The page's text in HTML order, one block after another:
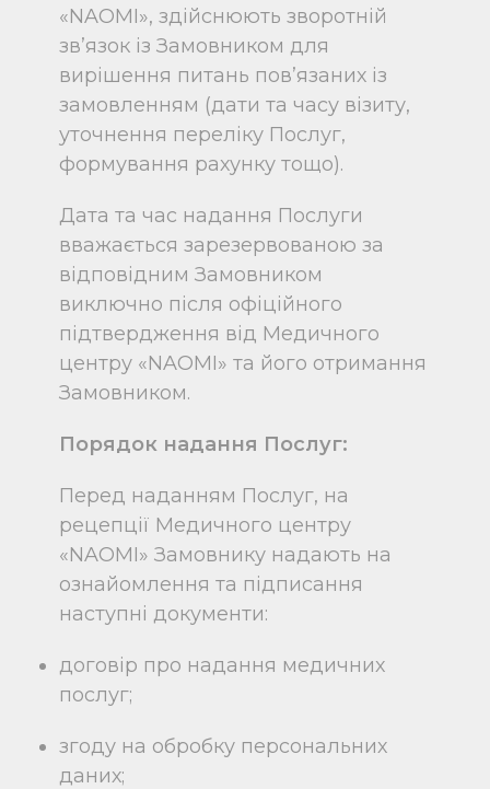
«NAOMI», здійснюють зворотній
зв’язок із Замовником для
вирішення питань пов’язаних із
замовленням (дати та часу візиту,
уточнення переліку Послуг,
формування рахунку тощо).
Дата та час надання Послуги
вважається зарезервованою за
відповідним Замовником
виключно після офіційного
підтвердження від Медичного
центру «NAOMI» та його отримання
Замовником.
Порядок надання Послуг:
Перед наданням Послуг, на
рецепції Медичного центру
«NAOMI» Замовнику надають на
ознайомлення та підписання
наступні документи:
договір про надання медичних
послуг;
згоду на обробку персональних
даних;